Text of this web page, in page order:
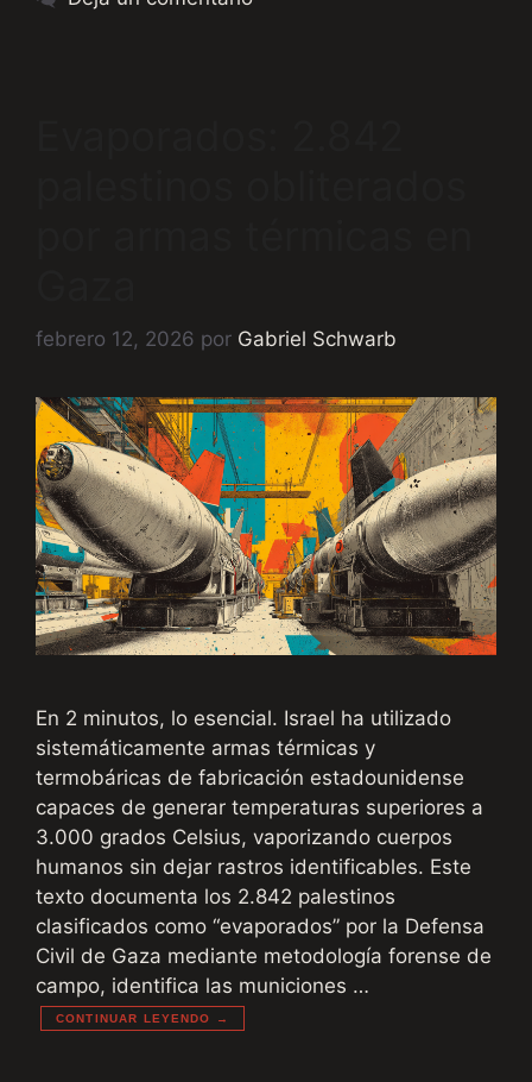
febrero 12, 2026 por Gabriel Schwarb
En 2 minutos, lo esencial. Israel ha utilizado
sistemáticamente armas térmicas y
termobáricas de fabricación estadounidense
capaces de generar temperaturas superiores a
3.000 grados Celsius, vaporizando cuerpos
humanos sin dejar rastros identificables. Este
texto documenta los 2.842 palestinos
clasificados como “evaporados” por la Defensa
Civil de Gaza mediante metodología forense de
campo, identifica las municiones …
CONTINUAR LEYENDO →